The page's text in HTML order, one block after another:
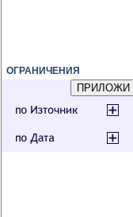
ОГРАНИЧЕНИЯ